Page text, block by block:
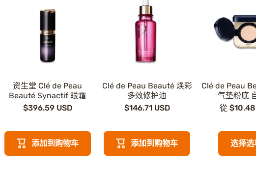
资生堂 Clé de Peau
Beauté Synactif 眼霜
$396.59 USD
添加到购物车
Clé de Peau Beauté 焕彩
多效修护油
$146.71 USD
添加到购物车
Clé de Peau
气垫粉底
從
选择选